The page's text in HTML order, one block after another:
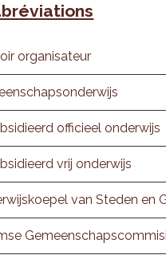
organisateur
officieel onderwijs
vrij onderwijs
van Steden en